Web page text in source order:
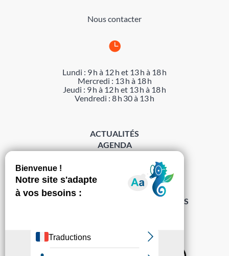
Nous contacter

Lundi : 9 h à 12 h et 13 h à 18 h
Mercredi : 13 h à 18 h
Jeudi : 9 h à 12 h et 13 h à 18 h
Vendredi : 8 h 30 à 13 h
ACTUALITÉS
AGENDA
MENTIONS LÉGALES
PROTECTION DES DONNÉES
POLITIQUE DE GESTION DES COOKIES